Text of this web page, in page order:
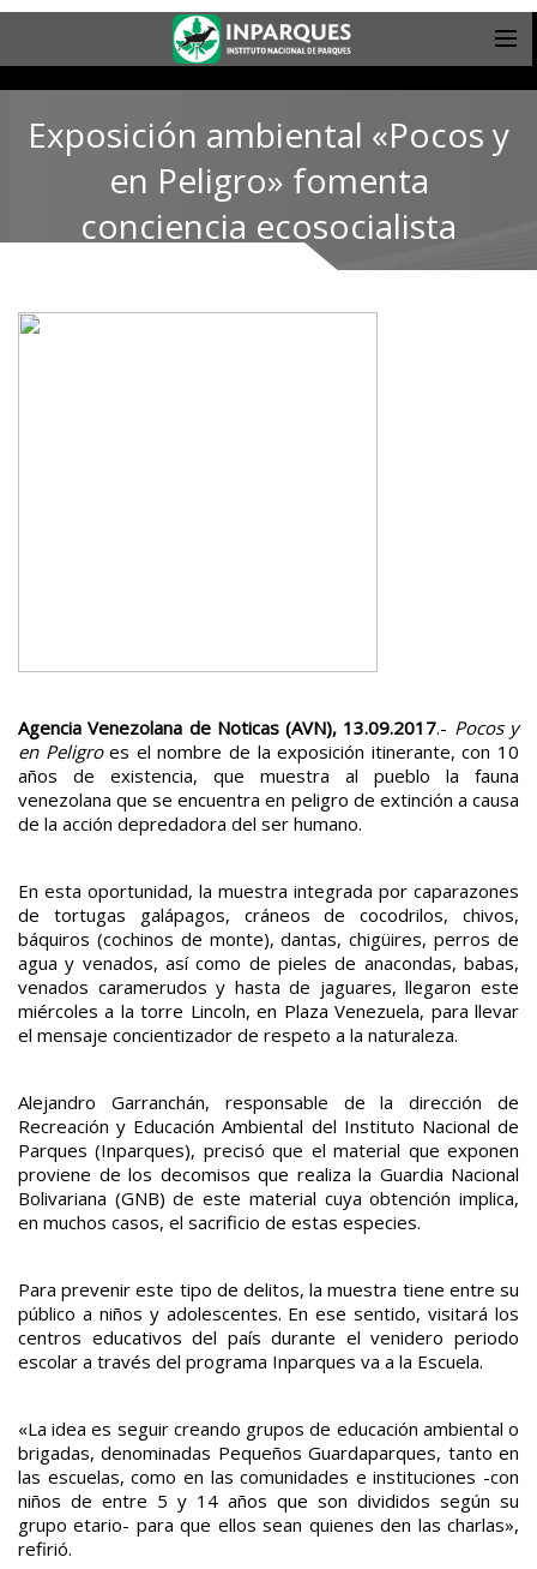
Exposición ambiental «Pocos y
en Peligro» fomenta
conciencia ecosocialista
Agencia Venezolana de Noticas (AVN), 13.09.2017.- Pocos y
en Peligroes el nombre de la exposición itinerante, con 10
años de existencia, que muestra al pueblo la fauna
venezolana que se encuentra en peligro de extinción a causa
de la acción depredadora del ser humano.
En esta oportunidad, la muestra integrada por caparazones
de tortugas galápagos, cráneos de cocodrilos, chivos,
báquiros (cochinos de monte), dantas, chigüires, perros de
agua y venados, así como de pieles de anacondas, babas,
venados caramerudos y hasta de jaguares, llegaron este
miércoles a la torre Lincoln, en Plaza Venezuela, para llevar
el mensaje concientizador de respeto a la naturaleza.
Alejandro Garranchán, responsable de la dirección de
Recreación y Educación Ambiental del Instituto Nacional de
Parques (Inparques), precisó que el material que exponen
proviene de los decomisos que realiza la Guardia Nacional
Bolivariana (GNB) de este material cuya obtención implica,
en muchos casos, el sacrificio de estas especies.
Para prevenir este tipo de delitos, la muestra tiene entre su
público a niños y adolescentes. En ese sentido, visitará los
centros educativos del país durante el venidero periodo
escolar a través del programa Inparques va a la Escuela.
«La idea es seguir creando grupos de educación ambiental o
brigadas, denominadas Pequeños Guardaparques, tanto en
las escuelas, como en las comunidades e instituciones -con
niños de entre 5 y 14 años que son divididos según su
grupo etario- para que ellos sean quienes den las charlas»,
refirió.